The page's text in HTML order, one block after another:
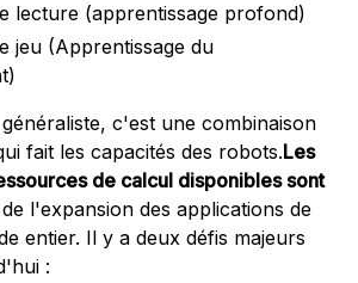
lecture (apprentissage profond)
jeu (Apprentissage du
c'est une combinaison
fait les capacités des robots.Les
de calcul disponibles sont
l'expansion des applications de
entier. Il y a deux défis majeurs
: